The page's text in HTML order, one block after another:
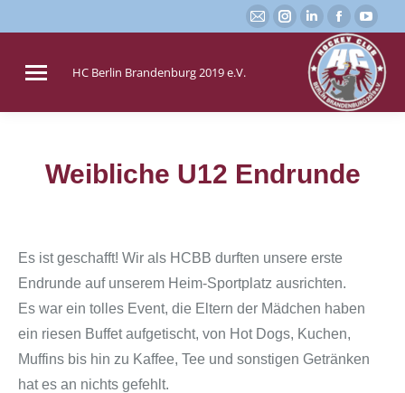
E-
in
Instagram
page
opens
new
Linkedin
page
opens
in
new
page
opens
in
new
in
new
HC Berlin Brandenburg 2019 e.V.
Weibliche U12 Endrunde
Sie befinden sich hier:
Es ist geschafft! Wir als HCBB durften unsere erste
Endrunde auf unserem Heim-Sportplatz ausrichten.
Es war ein tolles Event, die Eltern der Mädchen haben
ein riesen Buffet aufgetischt, von Hot Dogs, Kuchen,
Muffins bis hin zu Kaffee, Tee und sonstigen Getränken
hat es an nichts gefehlt.